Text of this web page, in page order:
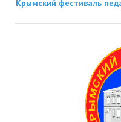
Крымский фестиваль